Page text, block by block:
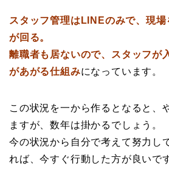
スタッフ管理はLINEのみで、現
が回る。
離職者も居ないので、スタッフが
があがる仕組みになっています。
この状況を一から作るとなると、
ますが、数年は掛かるでしょう。
今の状況から自分で考えて努力し
れば、今すぐ行動した方が良いで